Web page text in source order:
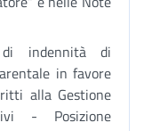
indennità di
in favore
alla Gestione
- Posizione